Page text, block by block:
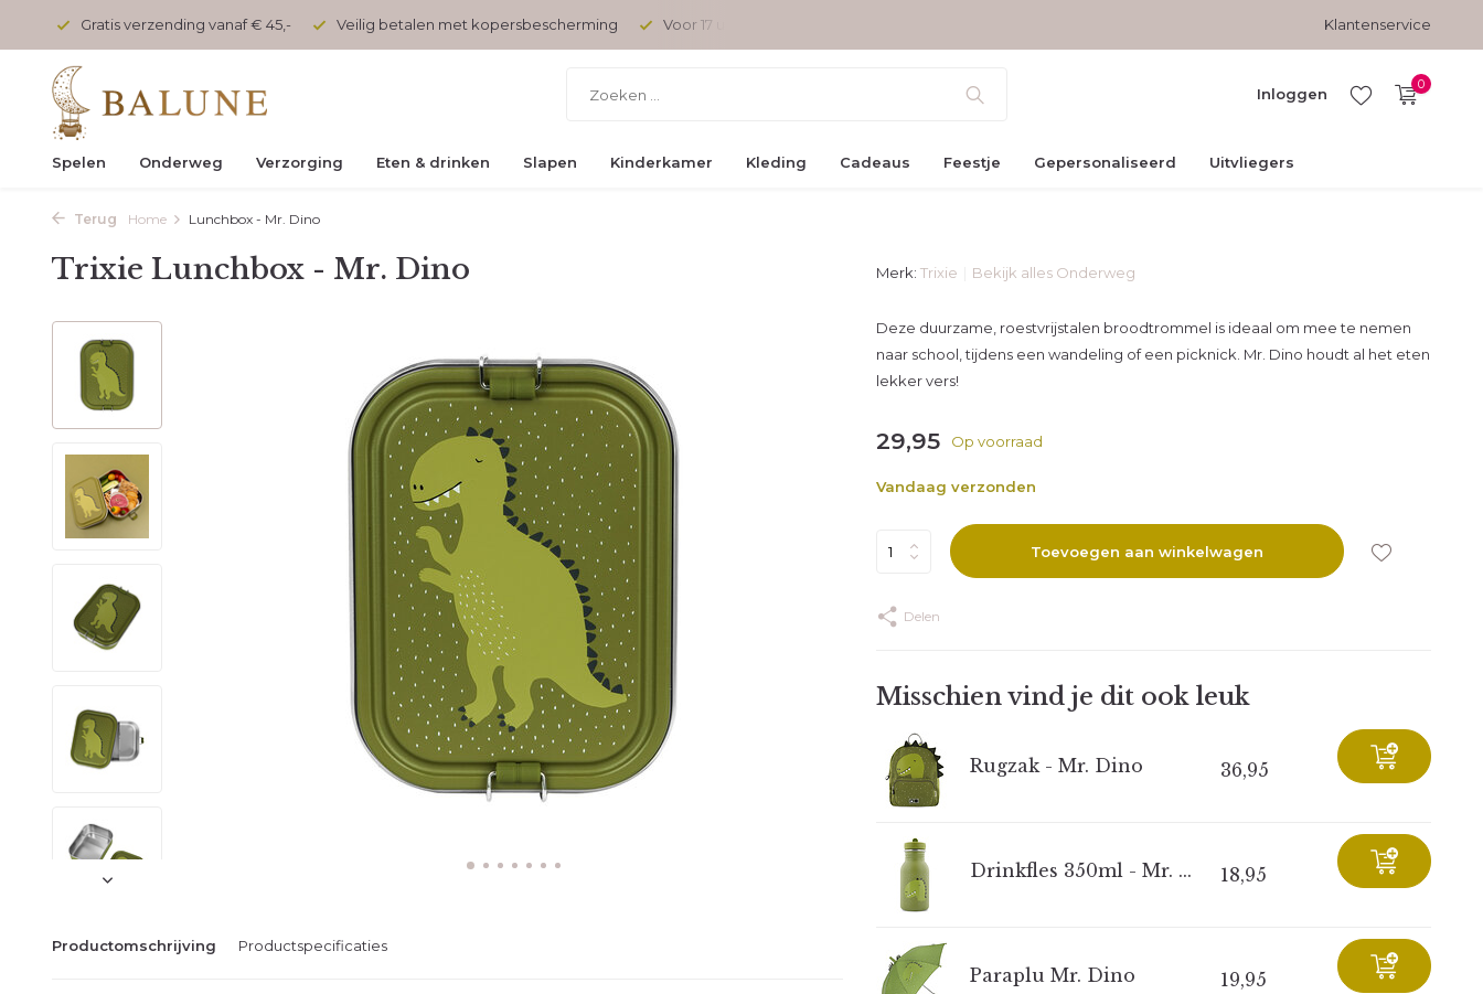
Gratis verzending vanaf € 45,- Veilig betalen met kopersbescherming Voor 17 uur besteld, vandaag verzonden Veilig betalen met
Klantenservice
Inloggen
0
Spelen Onderweg Verzorging Eten & drinken Slapen Kinderkamer Kleding Cadeaus Feestje Gepersonaliseerd Uitvliegers
Terug Home Lunchbox - Mr. Dino
Trixie Lunchbox - Mr. Dino
Productomschrijving Productspecificaties
Merk: Trixie Bekijk alles Onderweg
Deze duurzame, roestvrijstalen broodtrommel is ideaal om mee te nemen
naar school, tijdens een wandeling of een picknick. Mr. Dino houdt al het eten
lekker vers!
29,95 Op voorraad
Vandaag verzonden
Toevoegen aan winkelwagen
Delen
Misschien vind je dit ook leuk
Rugzak - Mr. Dino 36,95
Drinkfles 350ml - Mr. ... 18,95
Paraplu Mr. Dino 19,95